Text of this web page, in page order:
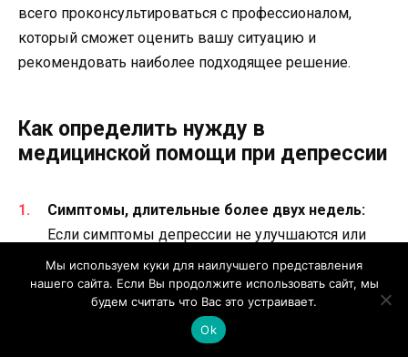
всего проконсультироваться с профессионалом,
который сможет оценить вашу ситуацию и
рекомендовать наиболее подходящее решение.
Как определить нужду в
медицинской помощи при депрессии
Симптомы, длительные более двух недель:
Если симптомы депрессии не улучшаются или
усиливаются в течение двух недель, это может
быть признаком прогрессирования психического
состояния. В этом случае важно обратиться к
врачу или психологу для получения дальнейшей
Мы используем куки для наилучшего представления
нашего сайта. Если Вы продолжите использовать сайт, мы
будем считать что Вас это устраивает.
Ok